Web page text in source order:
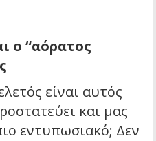
ο “αόρατος
είναι αυτός
και μας
εντυπωσιακό; Δεν